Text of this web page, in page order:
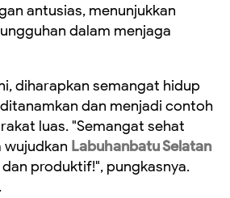
antusias, menunjukkan
dalam menjaga
diharapkan semangat hidup
dan menjadi contoh
luas. "Semangat sehat
wujudkan Labuhanbatu Selatan
produktif!", pungkasnya.